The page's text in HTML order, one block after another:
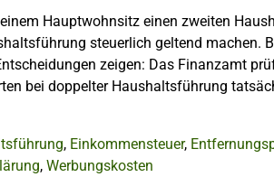
Hauptwohnsitz einen zweiten
steuerlich geltend machen.
zeigen: Das Finanzamt
bei doppelter Haushaltsführung
, Einkommensteuer,
, Werbungskosten